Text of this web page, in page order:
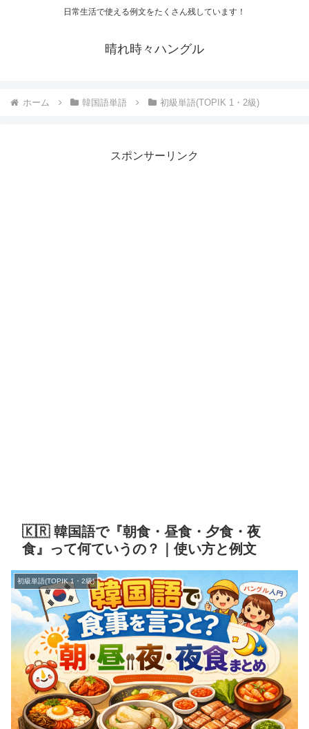
日常生活で使える例文をたくさん残しています！
晴れ時々ハングル
ホーム 韓国語単語 初級単語(TOPIK 1・2級)
スポンサーリンク
🇰🇷 韓国語で『朝食・昼食・夕食・夜
食』って何ていうの？｜使い方と例文
初級単語(TOPIK 1・2級)